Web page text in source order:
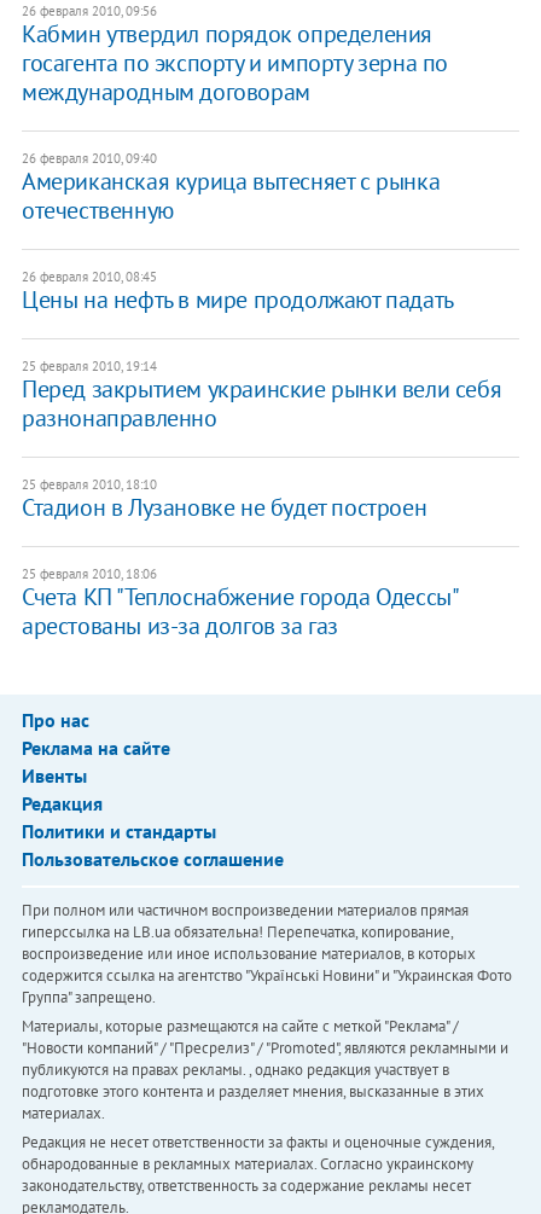
26 февраля 2010, 09:56
Кабмин утвердил порядок определения
госагента по экспорту и импорту зерна по
международным договорам
26 февраля 2010, 09:40
Американская курица вытесняет с рынка
отечественную
26 февраля 2010, 08:45
Цены на нефть в мире продолжают падать
25 февраля 2010, 19:14
Перед закрытием украинские рынки вели себя
разнонаправленно
25 февраля 2010, 18:10
Стадион в Лузановке не будет построен
25 февраля 2010, 18:06
Счета КП "Теплоснабжение города Одессы"
арестованы из-за долгов за газ
Про нас
Реклама на сайте
Ивенты
Редакция
Политики и стандарты
Пользовательское соглашение
При полном или частичном воспроизведении материалов прямая
гиперссылка на LB.ua обязательна! Перепечатка, копирование,
воспроизведение или иное использование материалов, в которых
содержится ссылка на агентство "Українськi Новини" и "Украинская Фото
Группа" запрещено.
Материалы, которые размещаются на сайте с меткой "Реклама" /
"Новости компаний" / "Пресрелиз" / "Promoted", являются рекламными и
публикуются на правах рекламы. , однако редакция участвует в
подготовке этого контента и разделяет мнения, высказанные в этих
материалах.
Редакция не несет ответственности за факты и оценочные суждения,
обнародованные в рекламных материалах. Согласно украинскому
законодательству, ответственность за содержание рекламы несет
рекламодатель.